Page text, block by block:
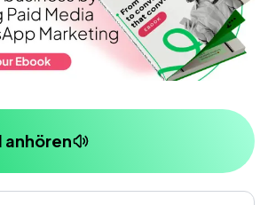
anhören